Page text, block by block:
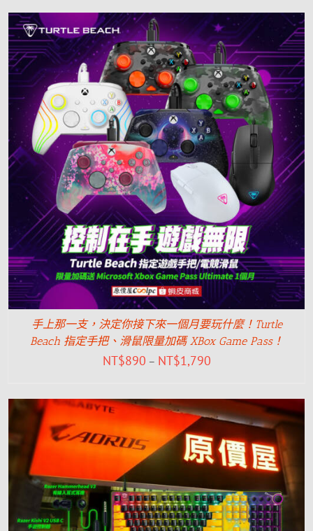
手上那一支，決定你接下來一個月要玩什麼！Turtle
Beach 指定手把、滑鼠限量加碼 XBox Game Pass！
NT$890 – NT$1,790